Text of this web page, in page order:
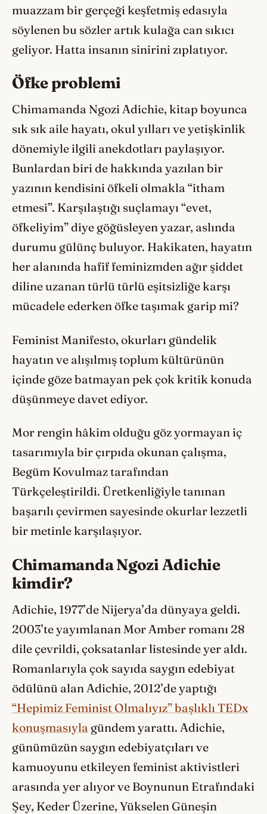
muazzam bir gerçeği keşfetmiş edasıyla
söylenen bu sözler artık kulağa can sıkıcı
geliyor. Hatta insanın sinirini zıplatıyor.
Öfke problemi
Chimamanda Ngozi Adichie, kitap boyunca
sık sık aile hayatı, okul yılları ve yetişkinlik
dönemiyle ilgili anekdotları paylaşıyor.
Bunlardan biri de hakkında yazılan bir
yazının kendisini öfkeli olmakla “itham
etmesi”. Karşılaştığı suçlamayı “evet,
öfkeliyim” diye göğüsleyen yazar, aslında
durumu gülünç buluyor. Hakikaten, hayatın
her alanında hafif feminizmden ağır şiddet
diline uzanan türlü türlü eşitsizliğe karşı
mücadele ederken öfke taşımak garip mi?
Feminist Manifesto, okurları gündelik
hayatın ve alışılmış toplum kültürünün
içinde göze batmayan pek çok kritik konuda
düşünmeye davet ediyor.
Mor rengin hâkim olduğu göz yormayan iç
tasarımıyla bir çırpıda okunan çalışma,
Begüm Kovulmaz tarafından
Türkçeleştirildi. Üretkenliğiyle tanınan
başarılı çevirmen sayesinde okurlar lezzetli
bir metinle karşılaşıyor.
Chimamanda Ngozi Adichie
kimdir?
Adichie, 1977’de Nijerya’da dünyaya geldi.
2003’te yayımlanan Mor Amber romanı 28
dile çevrildi, çoksatanlar listesinde yer aldı.
Romanlarıyla çok sayıda saygın edebiyat
ödülünü alan Adichie, 2012’de yaptığı
“Hepimiz Feminist Olmalıyız” başlıklı TEDx
konuşmasıyla gündem yarattı. Adichie,
günümüzün saygın edebiyatçıları ve
kamuoyunu etkileyen feminist aktivistleri
arasında yer alıyor ve Boynunun Etrafındaki
Şey, Keder Üzerine, Yükselen Güneşin